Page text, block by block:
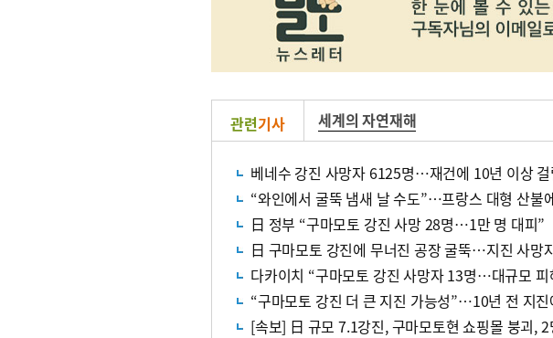
관련기사 세계의 자연재해
베네수 강진 사망자 6125명…재건에 10년 이상
“와인에서 굴뚝 냄새 날 수도”…프랑스 대형 산불
日 정부 “구마모토 강진 사망 28명…1만 명 대피”
日 구마모토 강진에 무너진 공장 굴뚝…지진 사망
다카이치 “구마모토 강진 사망자 13명…대규모 피
“구마모토 강진 더 큰 지진 가능성”…10년 전 지진
[속보] 日 규모 7.1강진, 구마모토현 쇼핑몰 붕괴,